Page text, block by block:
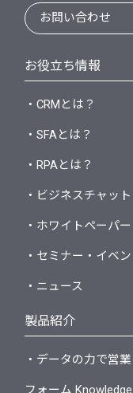
お問い合わせ
お役立ち情報
・CRMとは？
・SFAとは？
・RPAとは？
・ビジネスチャッ
・ホワイトペーパー
・セミナー・イベン
・ニュース
製品紹介
・データの力で営
フォーム